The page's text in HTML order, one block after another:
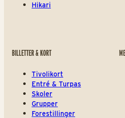
Hikari
BILLETTER & KORT
Tivolikort
Entré & Turpas
Skoler
Grupper
Forestillinger